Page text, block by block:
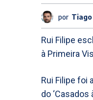
por
Rui Filipe
à Primeira
Rui Filipe foi
do